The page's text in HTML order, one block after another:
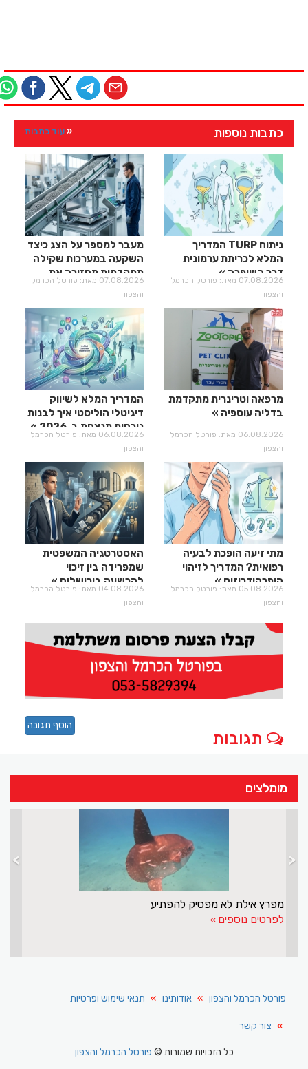
כתבות נוספות עוד כתבות
ניתוח TURP המדריך
המלא לכריתת ערמונית
דרך השופכה
07.08.2026 מאת: פורטל הכרמל
והצפון
מעבר למספר על הצג כיצד
השקעה במערכות שקילה
מתקדמות מחזירה את
עצמה?
07.08.2026 מאת: פורטל הכרמל
והצפון
מרפאה וטרינרית מתקדמת
בדליה עוספיה
06.08.2026 מאת: פורטל הכרמל
והצפון
המדריך המלא לשיווק
דיגיטלי הוליסטי איך לבנות
נוכחות מנצחת ב-2026
06.08.2026 מאת: פורטל הכרמל
והצפון
מתי זיעה הופכת לבעיה
רפואית? המדריך לזיהוי
היפרהידרוזיס
05.08.2026 מאת: פורטל הכרמל
והצפון
האסטרטגיה המשפטית
שמפרידה בין זיכוי
להרשעה בירושלים
04.08.2026 מאת: פורטל הכרמל
והצפון
תגובות
הוסף תגובה
מומלצים
מפרץ אילת לא מפסיק להפתיע
לפרטים נוספים
> <
פורטל הכרמל והצפון אודותינו תנאי שימוש ופרטיות
צור קשר
כל הזכויות שמורות ©פורטל הכרמל והצפון